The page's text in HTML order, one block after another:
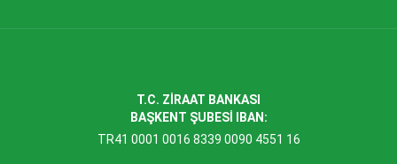
T.C. ZİRAAT BANKASI
BAŞKENT ŞUBESİ IBAN:
TR41 0001 0016 8339 0090 4551 16